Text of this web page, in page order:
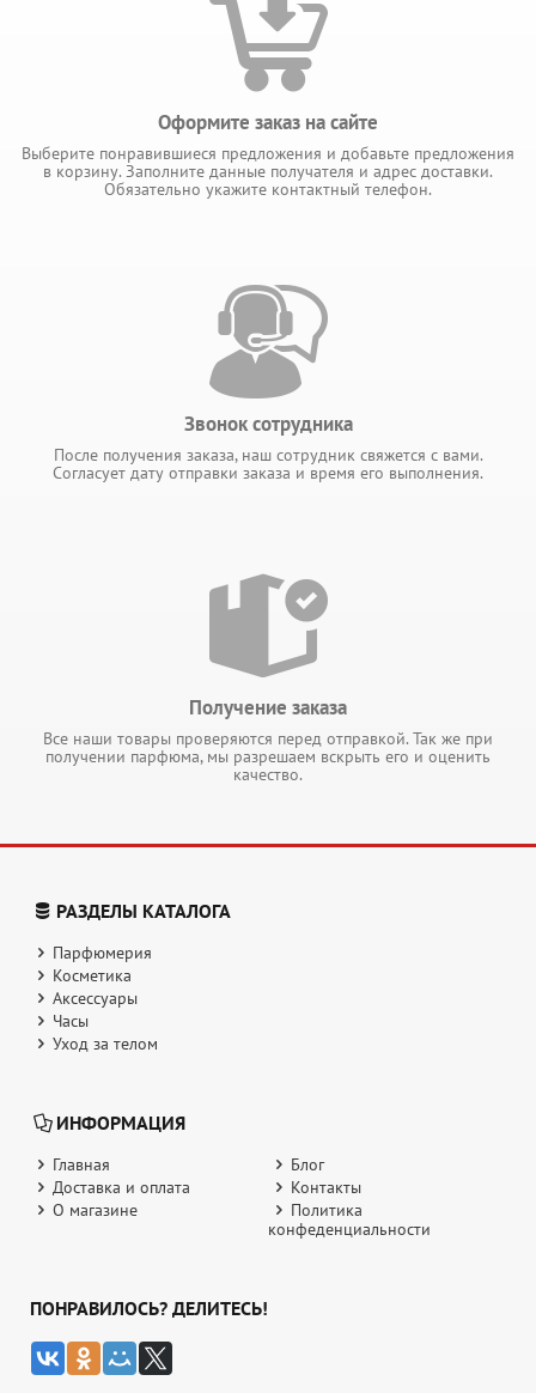
Оформите заказ на сайте
Выберите понравившиеся предложения и добавьте предложения
в корзину. Заполните данные получателя и адрес доставки.
Обязательно укажите контактный телефон.
Звонок сотрудника
После получения заказа, наш сотрудник свяжется с вами.
Согласует дату отправки заказа и время его выполнения.
Получение заказа
Все наши товары проверяются перед отправкой. Так же при
получении парфюма, мы разрешаем вскрыть его и оценить
качество.
РАЗДЕЛЫ КАТАЛОГА
Парфюмерия
Косметика
Аксессуары
Часы
Уход за телом
ИНФОРМАЦИЯ
Главная
Блог
Доставка и оплата
Контакты
О магазине
Политика
конфеденциальности
ПОНРАВИЛОСЬ? ДЕЛИТЕСЬ!